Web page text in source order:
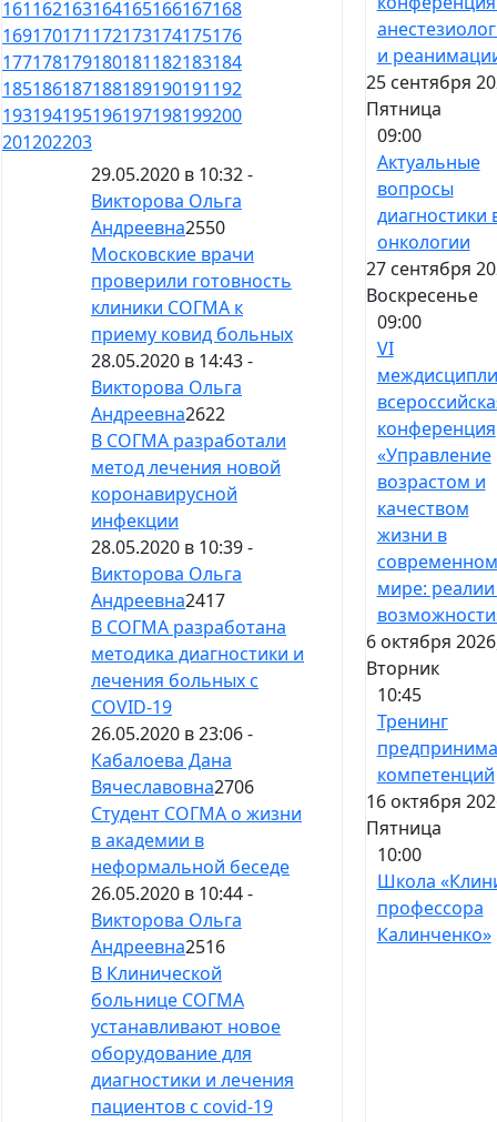
161162163164165166167168
169170171172173174175176
177178179180181182183184
185186187188189190191192
193194195196197198199200
201202203
29.05.2020 в 10:32 -
Викторова Ольга
Андреевна2550
Московские врачи
проверили готовность
клиники СОГМА к
приему ковид больных
28.05.2020 в 14:43 -
Викторова Ольга
Андреевна2622
В СОГМА разработали
метод лечения новой
коронавирусной
инфекции
28.05.2020 в 10:39 -
Викторова Ольга
Андреевна2417
В СОГМА разработана
методика диагностики и
лечения больных с
СOVID-19
26.05.2020 в 23:06 -
Кабалоева Дана
Вячеславовна2706
Студент СОГМА о жизни
в академии в
неформальной беседе
26.05.2020 в 10:44 -
Викторова Ольга
Андреевна2516
В Клинической
больнице СОГМА
устанавливают новое
оборудование для
диагностики и лечения
пациентов с covid-19
и
25 сентября
Пятница
09:00
Актуальные
вопросы
диагностики
онкологии
27 сентября
Воскресенье
09:00
VI
конференция
«Управление
возрастом и
качеством
жизни в
современном
мире:
6 октября
Вторник
10:45
Тренинг
компетенций
16 октября
Пятница
10:00
Школа
профессора
Калинченко»